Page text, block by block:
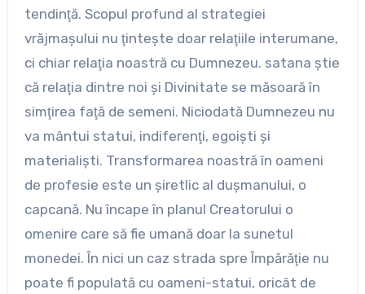
tendinţă. Scopul profund al strategiei
vrăjmaşului nu ţinteşte doar relaţiile interumane,
ci chiar relaţia noastră cu Dumnezeu. satana ştie
că relaţia dintre noi şi Divinitate se măsoară în
simţirea faţă de semeni. Niciodată Dumnezeu nu
va mântui statui, indiferenţi, egoişti şi
materialişti. Transformarea noastră în oameni
de profesie este un şiretlic al duşmanului, o
capcană. Nu încape în planul Creatorului o
omenire care să fie umană doar la sunetul
monedei. În nici un caz strada spre Împărăţie nu
poate fi populată cu oameni-statui, oricât de